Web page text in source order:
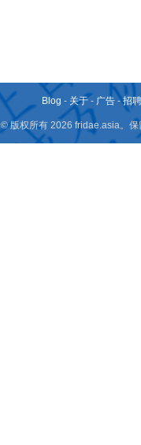
Blog - 关于 - 广告 -招
© 版权所有 2026 fridae.asia。